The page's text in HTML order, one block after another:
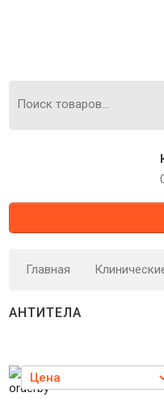
Главная
АНТИТЕЛА